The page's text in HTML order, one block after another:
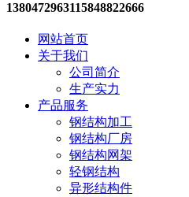
1380472963115848822666
网站首页
关于我们
公司简介
生产实力
产品服务
钢结构加工
钢结构厂房
钢结构网架
轻钢结构
异形结构件